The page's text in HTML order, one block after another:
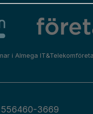
i Almega
556460-3669